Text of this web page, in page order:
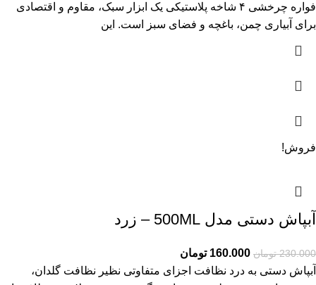
فواره چرخشی ۴ شاخه پلاستیکی یک ابزار سبک، مقاوم و اقتصادی
برای آبیاری چمن، باغچه و فضای سبز است. این
فروش!
آبپاش دستی مدل 500ML – زرد
230.000 تومان 160.000 تومان
آبپاش دستی به درد نظافت اجزای متفاوتی نظیر نظافت گلدان،